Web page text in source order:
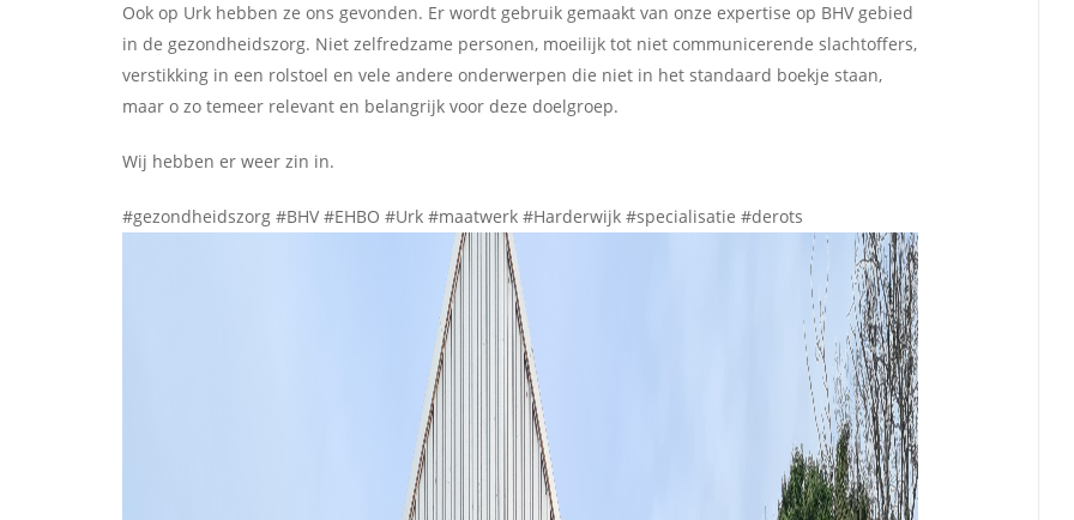
Ook op Urk hebben ze ons gevonden. Er wordt gebruik gemaakt van onze expertise op BHV gebied
in de gezondheidszorg. Niet zelfredzame personen, moeilijk tot niet communicerende slachtoffers,
verstikking in een rolstoel en vele andere onderwerpen die niet in het standaard boekje staan,
maar o zo temeer relevant en belangrijk voor deze doelgroep.
Wij hebben er weer zin in.
#gezondheidszorg #BHV #EHBO #Urk #maatwerk #Harderwijk #specialisatie #derots